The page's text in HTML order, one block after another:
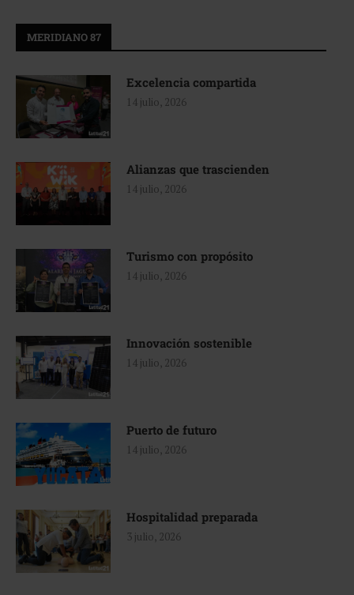
MERIDIANO 87
Excelencia compartida
14 julio, 2026
Alianzas que trascienden
14 julio, 2026
Turismo con propósito
14 julio, 2026
Innovación sostenible
14 julio, 2026
Puerto de futuro
14 julio, 2026
Hospitalidad preparada
3 julio, 2026